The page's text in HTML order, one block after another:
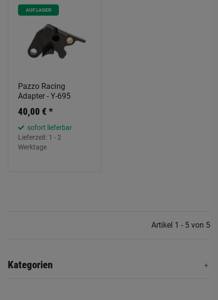
AUF LAGER
Pazzo Racing
Adapter - Y-695
40,00 € *
sofort lieferbar
Lieferzeit: 1 - 2
Werktage
Artikel 1 - 5 von 5
Kategorien